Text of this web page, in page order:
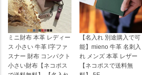
ミニ財布 本革 レディー
ス 小さい 牛革 l字ファ
スナー 財布 コンパクト
小さい財布【ネコポス
【名入れ 別途購入で可
能】mieno 牛革 名刺入
れ メンズ 本革 レザー
【ネコポスで送料無